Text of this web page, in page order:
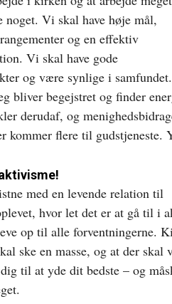
noget. Vi skal have høje mål,
og en effektiv
Vi skal have gode
og være synlige i
bliver begejstret og finder
derudaf, og
kommer flere til gudstjeneste.
med en levende relation til
hvor let det er at gå til i
op til alle forventningerne.
ske en masse, og at der skal
til at yde dit bedste – og